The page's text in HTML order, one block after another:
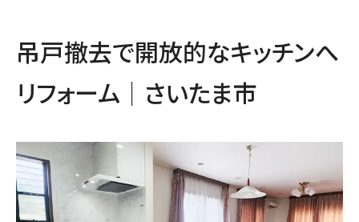
吊戸撤去で開放的なキッチンへ
リフォーム｜さいたま市